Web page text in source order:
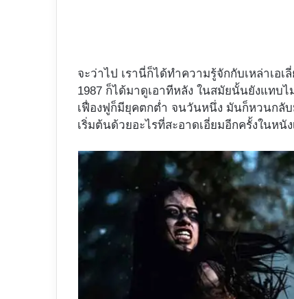
จะว่าไป เรานี่ก็ได้ทำความรู้จักกับเหล่าเอ
1987 ก็ได้มาดูเอาทีหลัง ในสมัยนั้นยังแทบ
เฟื่องฟูก็มียุคตกต่ำ จนวันหนึ่ง มันก็หวนกลับ
เริ่มต้นด้วยอะไรที่สะอาดเอี่ยมอีกครั้งในหนัง